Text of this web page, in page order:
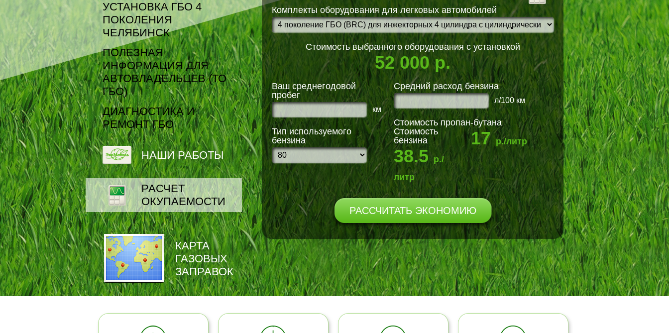
Комплекты оборудования для легковых автомобилей
Стоимость выбранного оборудования с установкой
52 000р.
Ваш среднегодовой
пробег
км
Средний расход бензина
л/100 км
Тип используемого
бензина
Стоимость
бензина
38.5 р./
литр
Стоимость пропан-бутана
17 р./литр
РАССЧИТАТЬ ЭКОНОМИЮ
УСТАНОВКА ГБО 4
ПОКОЛЕНИЯ
ЧЕЛЯБИНСК
ПОЛЕЗНАЯ
ИНФОРМАЦИЯ ДЛЯ
АВТОВЛАДЕЛЬЦЕВ (ТО
ГБО)
ДИАГНОСТИКА И
РЕМОНТ ГБО
НАШИ РАБОТЫ
РАСЧЕТ
ОКУПАЕМОСТИ
КАРТА
ГАЗОВЫХ
ЗАПРАВОК